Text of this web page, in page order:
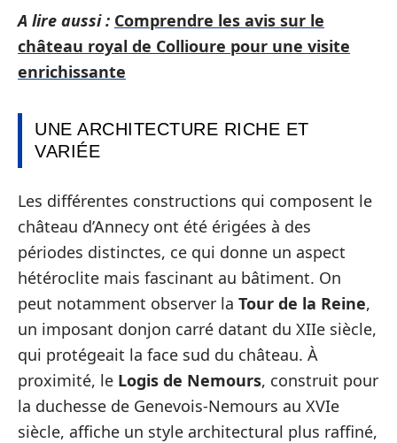
A lire aussi : Comprendre les avis sur le
château royal de Collioure pour une visite
enrichissante
UNE ARCHITECTURE RICHE ET
VARIÉE
Les différentes constructions qui composent le
château d’Annecy ont été érigées à des
périodes distinctes, ce qui donne un aspect
hétéroclite mais fascinant au bâtiment. On
peut notamment observer la Tour de la Reine,
un imposant donjon carré datant du XIIe siècle,
qui protégeait la face sud du château. À
proximité, le Logis de Nemours, construit pour
la duchesse de Genevois-Nemours au XVIe
siècle, affiche un style architectural plus raffiné,